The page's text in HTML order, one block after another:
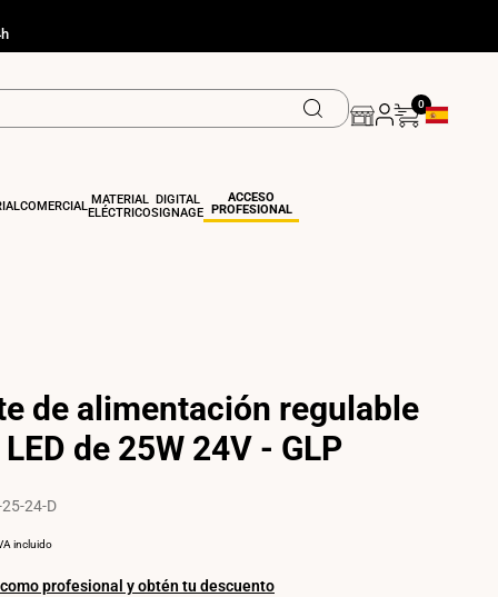
0
COMERCIAL MATERIAL
ELÉCTRICO
DIGITAL
SIGNAGE
ACCESO
PROFESIONAL
de alimentación regulable
de 25W 24V - GLP
25-24-D
incluido
profesional y obtén tu descuento